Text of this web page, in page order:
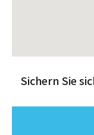
Sichern Sie